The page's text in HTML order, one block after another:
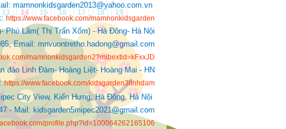
13 14 15 16 17 18 19
mamnonkidsgarden2013@yahoo.com.vn
https://www.facebook.com/mamnonkidsgarden
Lãm( Thị Trấn Xốm) - Hà Đông- Hà Nội
Email: mnvuontretho.hadong@gmail.com
mamnonkidsgarden2?mibextid=kFxxJD
đảo Linh Đàm- Hoàng Liệt- Hoàng Mai - HN
https://www.facebook.com/kidsgarden3linhdam
City View, Kiến Hưng, Hà Đông, Hà Nội
- Mail: kidsgarden5mipec2021@gmail.com
profile.php?id=100064262165106